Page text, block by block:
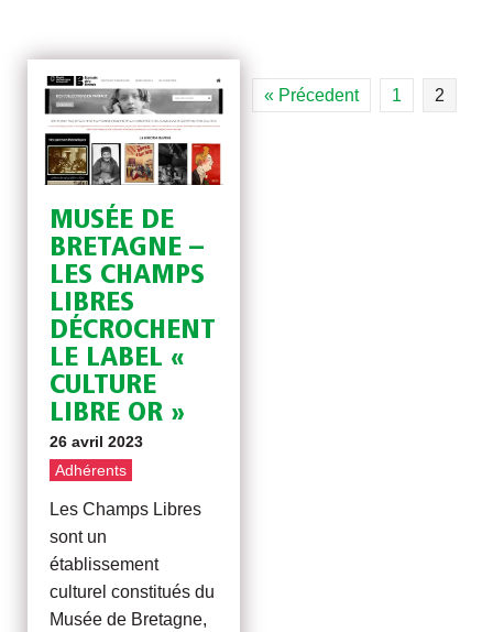
MUSÉE DE
BRETAGNE –
LES CHAMPS
LIBRES
DÉCROCHENT
LE LABEL «
CULTURE
LIBRE OR »
26 avril 2023
Adhérents
Les Champs Libres
sont un
établissement
culturel constitués du
Musée de Bretagne,
« Précedent 1 2